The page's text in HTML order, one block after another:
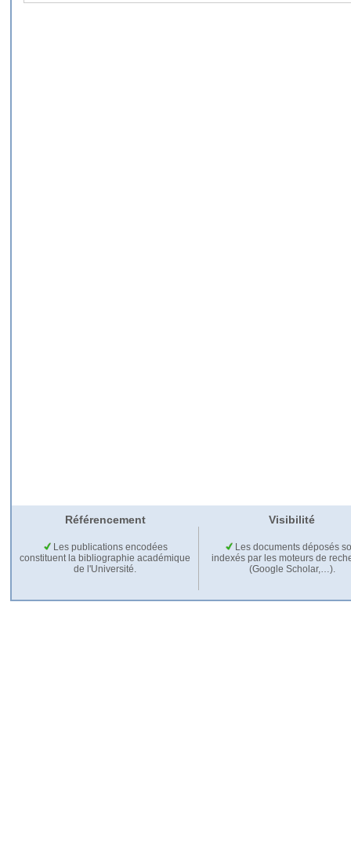
Référencement Visibilité
Les publications encodées
constituent la bibliographie académique
de l'Université.
Les documents déposés
indexés par les moteurs de
(Google Scholar,…).